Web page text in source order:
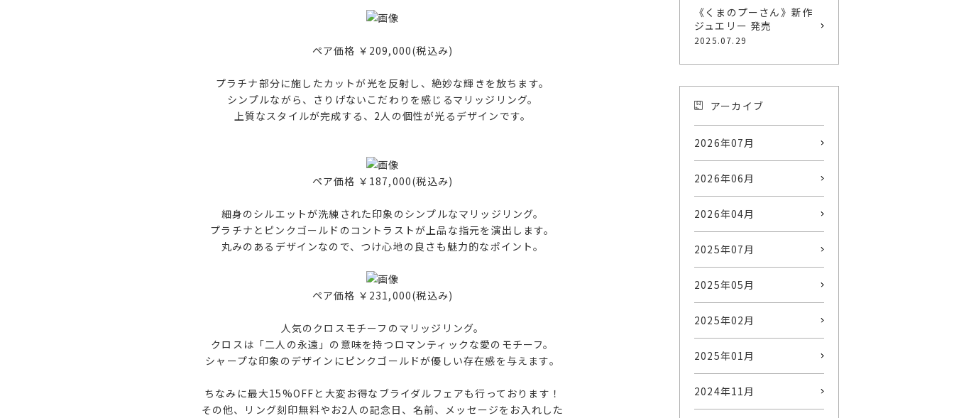
ペア価格 ￥209,000(税込み)
プラチナ部分に施したカットが光を反射し、絶妙な輝きを放ちます。
シンプルながら、さりげないこだわりを感じるマリッジリング。
上質なスタイルが完成する、2人の個性が光るデザインです。
ペア価格 ￥187,000(税込み)
細身のシルエットが洗練された印象のシンプルなマリッジリング。
プラチナとピンクゴールドのコントラストが上品な指元を演出します。
丸みのあるデザインなので、つけ心地の良さも魅力的なポイント。
ペア価格 ￥231,000(税込み)
人気のクロスモチーフのマリッジリング。
クロスは「二人の永遠」の意味を持つロマンティックな愛のモチーフ。
シャープな印象のデザインにピンクゴールドが優しい存在感を与えます。
ちなみに最大15%OFFと大変お得なブライダルフェアも行っております！
その他、リング刻印無料やお2人の記念日、名前、メッセージをお入れした
《くまのプーさん》新作
ジュエリー 発売
2025.07.29
アーカイブ
2026年07月
2026年06月
2026年04月
2025年07月
2025年05月
2025年02月
2025年01月
2024年11月